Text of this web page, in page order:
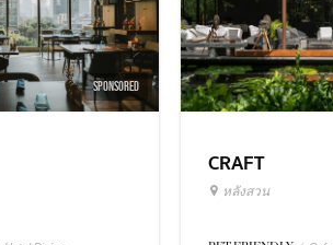
SPONSORED
CRAFT
หลังสวน